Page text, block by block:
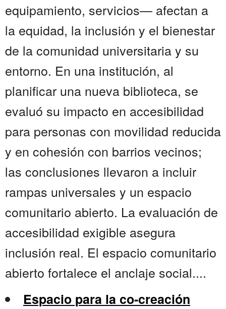
equipamiento, servicios— afectan a
la equidad, la inclusión y el bienestar
de la comunidad universitaria y su
entorno. En una institución, al
planificar una nueva biblioteca, se
evaluó su impacto en accesibilidad
para personas con movilidad reducida
y en cohesión con barrios vecinos;
las conclusiones llevaron a incluir
rampas universales y un espacio
comunitario abierto. La evaluación de
accesibilidad exigible asegura
inclusión real. El espacio comunitario
abierto fortalece el anclaje social....
Espacio para la co-creación